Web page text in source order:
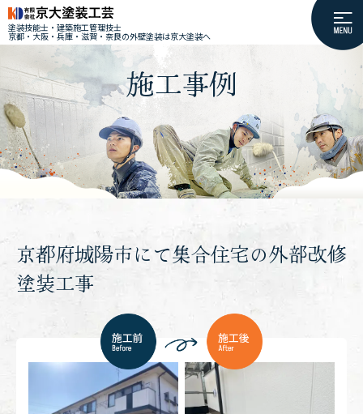
塗装技能士・建築施工管理技士
京都・大阪・兵庫・滋賀・奈良の外壁塗装は京大塗装へ
施工事例
京都府城陽市にて集合住宅の外部改修
塗装工事